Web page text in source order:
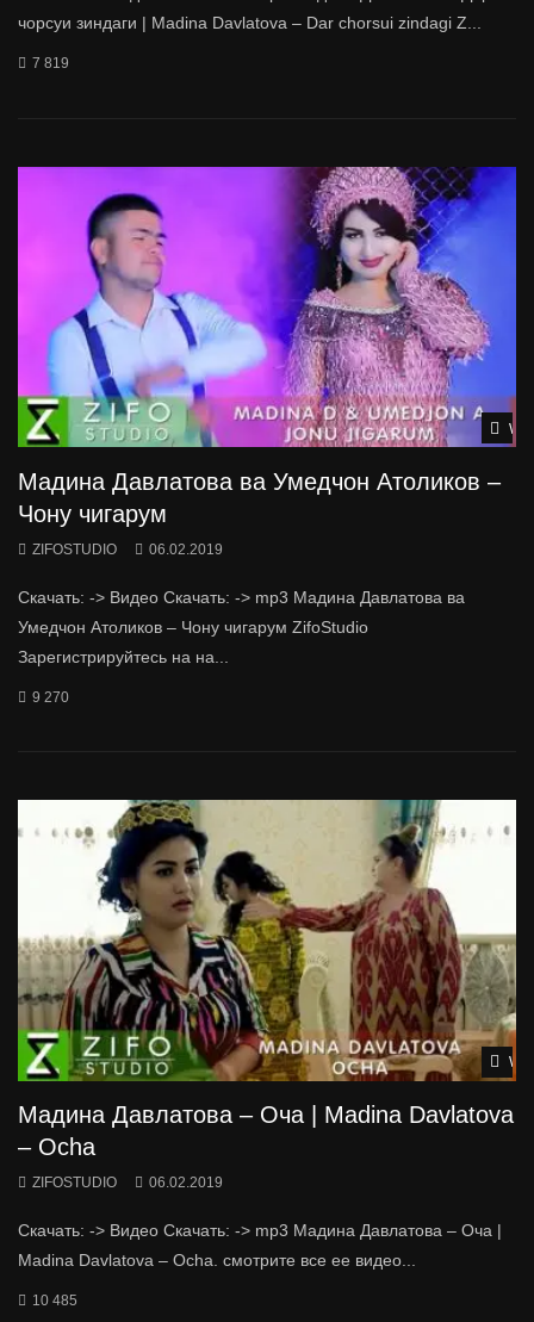
чорсуи зиндаги | Madina Davlatova – Dar chorsui zindagi Z...
7 819
Мадина Давлатова ва Умедчон Атоликов –
Чону чигарум
ZIFOSTUDIO 06.02.2019
Скачать: -> Видео Скачать: -> mp3 Мадина Давлатова ва
Умедчон Атоликов – Чону чигарум ZifoStudio
Зарегистрируйтесь на на...
9 270
Мадина Давлатова – Оча | Madina Davlatova
– Ocha
ZIFOSTUDIO 06.02.2019
Скачать: -> Видео Скачать: -> mp3 Мадина Давлатова – Оча |
Madina Davlatova – Ocha. смотрите все ее видео...
10 485